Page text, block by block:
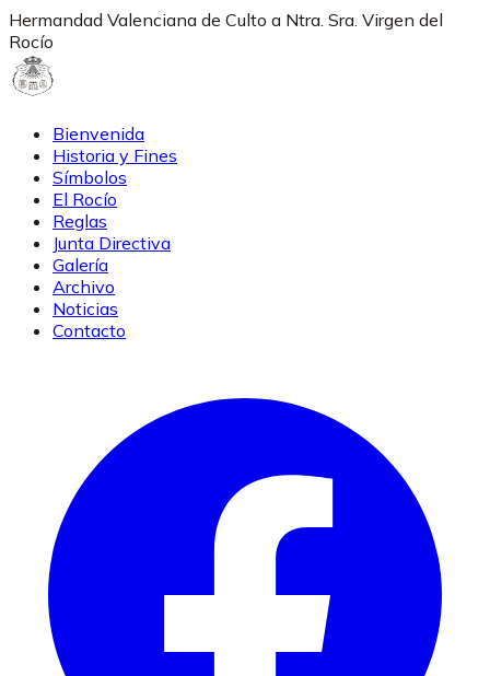
Hermandad Valenciana de Culto a Ntra. Sra. Virgen del
Rocío
Bienvenida
Historia y Fines
Símbolos
El Rocío
Reglas
Junta Directiva
Galería
Archivo
Noticias
Contacto